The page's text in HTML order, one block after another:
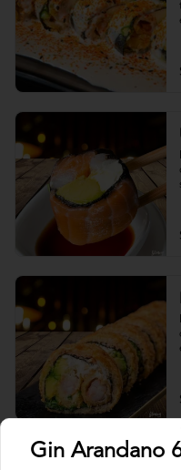
Gin Arandano